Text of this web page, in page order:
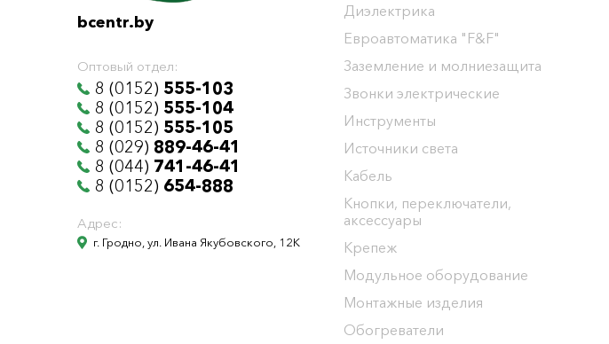
bcentr.by
Оптовый отдел:
8 (0152) 555-103
8 (0152) 555-104
8 (0152) 555-105
8 (029) 889-46-41
8 (044) 741-46-41
8 (0152) 654-888
Адрес:
г. Гродно, ул. Ивана Якубовского, 12К
Диэлектрика
Евроавтоматика "F&F"
Заземление и молниезащита
Звонки электрические
Инструменты
Источники света
Кабель
Кнопки, переключатели,
аксессуары
Крепеж
Модульное оборудование
Монтажные изделия
Обогреватели